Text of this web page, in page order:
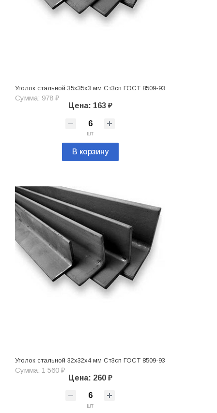
Уголок стальной 35х35х3 мм Ст3сп ГОСТ 8509-93
Сумма: 978 ₽
Цена: 163 ₽
шт
В корзину
Уголок стальной 32х32х4 мм Ст3сп ГОСТ 8509-93
Сумма: 1 560 ₽
Цена: 260 ₽
шт